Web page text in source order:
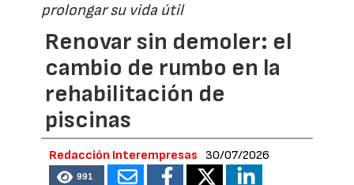
prolongar su vida útil
Renovar sin demoler: el
cambio de rumbo en la
rehabilitación de
piscinas
Redacción Interempresas 30/07/2026
991